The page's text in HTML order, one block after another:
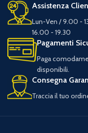
Assistenza
Lun-Ven / 9.00 -
16.00 - 19.30
Pagamenti
Paga
disponibili.
Consegna
Traccia il tuo